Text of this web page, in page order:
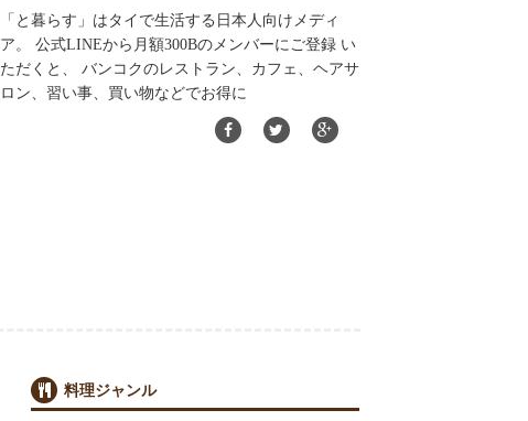
「と暮らす」はタイで生活する日本人向けメディ
ア。 公式LINEから月額300Bのメンバーにご登録 い
ただくと、 バンコクのレストラン、カフェ、ヘアサ
ロン、習い事、買い物などでお得に
料理ジャンル